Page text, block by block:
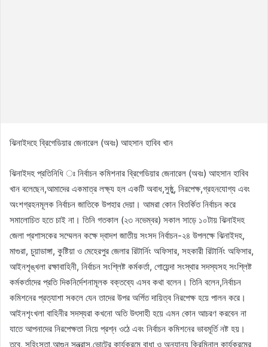
ঝিনাইদহে ব্রিগেডিয়ার জেনারেল (অবঃ) আহসান হাবিব খান
ঝিনাইদহ প্রতিনিধি ঃ নির্বাচন কমিশনার ব্রিগেডিয়ার জেনারেল (অবঃ) আহসান হাবিব
খান বলেছেন,আমাদের একমাত্র লক্ষ্য হল একটি অবাধ,সুষ্ঠু, নিরপেক্ষ,গ্রহনযোগ্য এবং
অংশগ্রহনমূলক নির্বাচন জাতিকে উপহার দেয়া। আমরা কোন বিতর্কিত নির্বাচন করে
সমালোচিত হতে চাই না। তিনি গতকাল (২৩ নভেম্বর) সকাল সাড়ে ১০টায় ঝিনাইদহ
জেলা প্রশাসকের সম্মেলন কক্ষে দ্বাদশ জাতীয় সংসদ নির্বাচন-২৪ উপলক্ষে ঝিনাইদহ,
মাগুরা, চুয়াডাঙ্গা, কুষ্টিয়া ও মেহেরপুর জেলার রিটার্নিং অফিসার, সহকারী রিটার্নিং অফিসার,
আইনশৃঙ্খলা রক্ষাবাহিনী, নির্বাচন সংশ্লিষ্ট কর্মকর্তা, গোয়েন্দা সংস্থার সদস্যসহ সংশ্লিষ্ট
কর্মকর্তাদের প্রতি দিকনির্দেশনামূলক বক্তব্যে এসব কথা বলেন। তিনি বলেন,নির্বাচন
কমিশনের প্রত্যাশা সকলে যেন তাদের উপর অর্পিত দায়িত্ব নিরপেক্ষ হয়ে পালন করে।
আইনশৃংখলা বাহিনীর সদস্যরা কখনো অতি উৎসাহী হয়ে এমন কোন আচরণ করবেন না
যাতে আপনাদের নিরপেক্ষতা নিয়ে প্রশ্ন ওঠে এবং নির্বাচন কমিশনের ভাবমূর্তি নষ্ট হয়।
তবে, সহিংসতা,আগুন সন্ত্রাস,ভোটের কার্যক্রমে বাধা ও অন্যান্য ক্রিমিনাল কার্যক্রমের